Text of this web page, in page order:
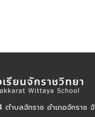
ตำบลจักราช อำเภอจักราช